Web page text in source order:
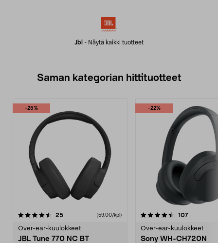
Jbl - Näytä kaikki tuotteet
Saman kategorian hittituotteet
-25%
25arvostelut (59,00/kpl)
Over-ear-kuulokkeet
JBL Tune 770 NC BT
-22%
4.5 viidestä
107arvostelut
Over-ear-kuulokkeet
Sony WH-CH720N
4.0 viidestä